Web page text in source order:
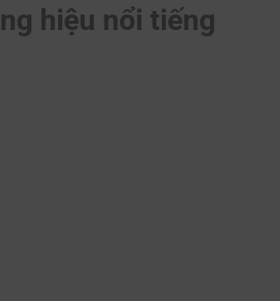
hiệu nổi tiếng